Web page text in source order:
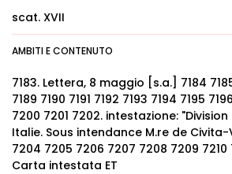
scat. XVII
AMBITI E CONTENUTO
7183. Lettera, 8 maggio [s.a.] 7184
7189 7190 7191 7192 7193 7194 7195
7200 7201 7202. intestazione:
Italie. Sous intendance M.re de
7204 7205 7206 7207 7208 7209 7210
Carta intestata ET